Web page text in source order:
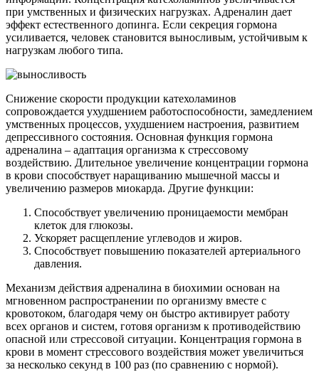
при умственных и физических нагрузках. Адреналин дает
эффект естественного допинга. Если секреция гормона
усиливается, человек становится выносливым, устойчивым к
нагрузкам любого типа.
Снижение скорости продукции катехоламинов
сопровождается ухудшением работоспособности, замедлением
умственных процессов, ухудшением настроения, развитием
депрессивного состояния. Основная функция гормона
адреналина – адаптация организма к стрессовому
воздействию. Длительное увеличение концентрации гормона
в крови способствует наращиванию мышечной массы и
увеличению размеров миокарда. Другие функции:
Способствует увеличению проницаемости мембран
клеток для глюкозы.
Ускоряет расщепление углеводов и жиров.
Способствует повышению показателей артериального
давления.
Механизм действия адреналина в биохимии основан на
мгновенном распространении по организму вместе с
кровотоком, благодаря чему он быстро активирует работу
всех органов и систем, готовя организм к противодействию
опасной или стрессовой ситуации. Концентрация гормона в
крови в момент стрессового воздействия может увеличиться
за несколько секунд в 100 раз (по сравнению с нормой).